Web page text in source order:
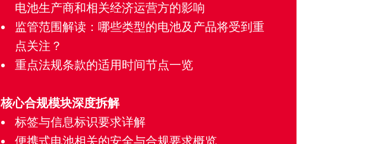
电池生产商和相关经济运营方的影响
监管范围解读：哪些类型的电池及产品将受到重
点关注？
重点法规条款的适用时间节点一览
核心合规模块深度拆解
标签与信息标识要求详解
便携式电池相关的安全与合规要求概览